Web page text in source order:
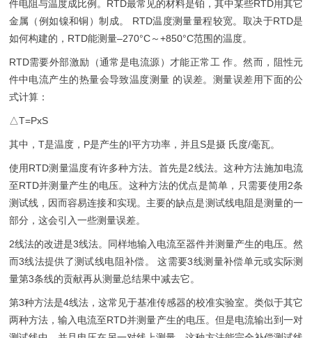
件电阻与温度成比例。RTD最常见的材料是铂，其中某些RTD用其它
金属（例如镍和铜）制成。 RTD温度测量量程较宽。取决于RTD是
如何构建的，RTD能测量–270°C～+850°C范围的温度。
RTD需要外部激励（通常是电流源）才能正常工 作。然而，阻性元
件中电流产生的热量会导致温度测量 的误差。测量误差用下面的公
式计算：
△T=PxS
其中，T是温度，P是产生的I平方功率，并且S是摄 氏度/毫瓦。
使用RTD测量温度有许多种方法。首先是2线法。这种方法施加电流
至RTD并测量产生的电压。这种方法的优点是简单，只需要使用2条
测试线，因而容易连接和实现。主要的缺点是测试线电阻是测量的一
部分，这会引入一些测量误差。
2线法的改进是3线法。同样地输入电流至器件并测量产生的电压。然
而3线法提供了测试线电阻补偿。 这需要3线测量补偿单元或实际测
量第3条线的贡献再从测量总结果中减去它。
第3种方法是4线法，这常见于基准传感器的校准实验室。类似于其它
两种方法，输入电流至RTD并测量产生的电压。但是电流输出到一对